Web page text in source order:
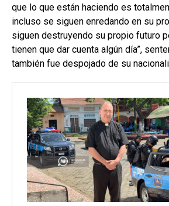
que lo que están haciendo es
incluso se siguen enredando en su
siguen destruyendo su propio futuro
tienen que dar cuenta algún día”,
también fue despojado de su